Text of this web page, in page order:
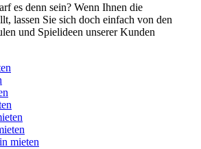
es denn sein? Wenn Ihnen die
lassen Sie sich doch einfach von den
und Spielideen unserer Kunden
mieten